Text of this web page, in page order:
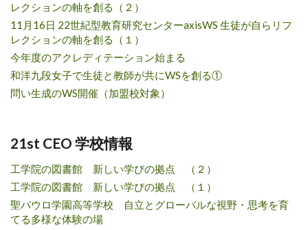
レクションの軸を創る（２）
11月16日 22世紀型教育研究センターaxisWS 生徒が自らリフ
レクションの軸を創る（１）
今年度のアクレディテーション始まる
和洋九段女子で生徒と教師が共にWSを創る①
問い生成のWS開催（加盟校対象）
21st CEO 学校情報
工学院の図書館 新しい学びの拠点 （２）
工学院の図書館 新しい学びの拠点 （１）
聖パウロ学園高等学校 自立とグローバルな視野・思考を育
てる多様な体験の場